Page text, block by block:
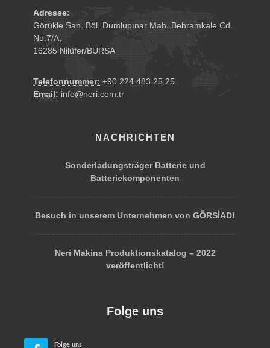
Adresse:
Görükle San. Böl. Dumlupınar Mah. Behramkale Cd.
No:7/A,
16285 Nilüfer/BURSA
Telefonnummer: +90 224 483 25 25
Email: info@neri.com.tr
NACHRICHTEN
Sonderladungsträger Batterie und
Batteriekomponenten
Besuch in unserem Unternehmen von GÖRSİAD!
Neri Makina Produktionskatalog – 2022
veröffentlicht!
Folge uns
Folge uns